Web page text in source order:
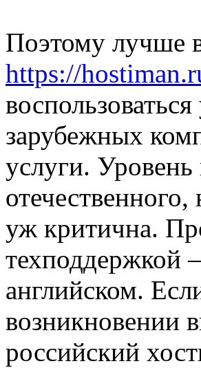
Поэтому лучше
https://
зарубежных
услуги.
уж критична.
техподдержкой
английском.
возникновении
российский